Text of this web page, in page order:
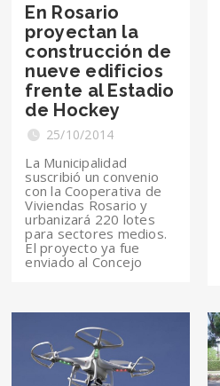
En Rosario
proyectan la
construcción de
nueve edificios
frente al Estadio
de Hockey
25/10/2014
La Municipalidad
suscribió un convenio
con la Cooperativa de
Viviendas Rosario y
urbanizará 220 lotes
para sectores medios.
El proyecto ya fue
enviado al Concejo